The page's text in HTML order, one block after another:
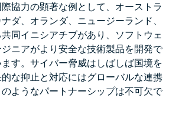
協力の顕著な例として、オーストラ
ダ、オランダ、ニュージーランド、
同イニシアチブがあり、ソフトウェ
ニアがより安全な技術製品を開発で
す。サイバー脅威はしばしば国境を
な抑止と対応にはグローバルな連携
ようなパートナーシップは不可欠で